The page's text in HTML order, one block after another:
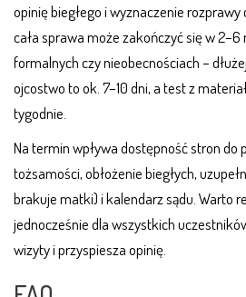
opinię biegłego i wyznaczenie rozprawy
cała sprawa może zakończyć się w
formalnych czy nieobecnościach –
ojcostwo to ok. 7–10 dni, a test z
tygodnie.
Na termin wpływa dostępność stron do
tożsamości, obłożenie biegłych,
brakuje matki) i kalendarz sądu. Warto
jednocześnie dla wszystkich
wizyty i przyspiesza opinię.